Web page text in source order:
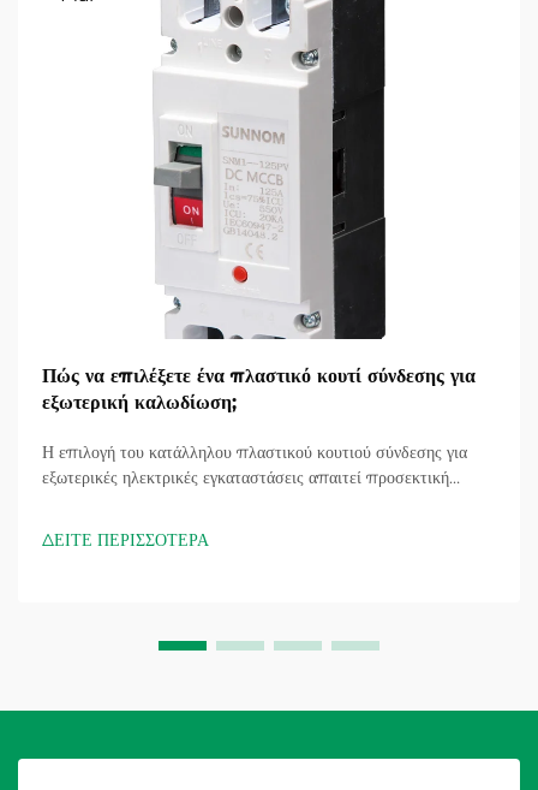
Πώς να επιλέξετε ένα πλαστικό κουτί σύνδεσης για
εξωτερική καλωδίωση;
Η επιλογή του κατάλληλου πλαστικού κουτιού σύνδεσης για
εξωτερικές ηλεκτρικές εγκαταστάσεις απαιτεί προσεκτική
ηλεκτρικούς κανονισμούς. Οι εξωτερικές εγκαταστάσεις
ΔΕΙΤΕ ΠΕΡΙΣΣΟΤΕΡΑ